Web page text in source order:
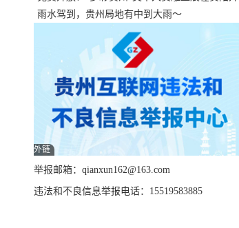
展，持续至1月19日
雨水驾到，贵州局地有中到大雨～
外链
举报邮箱：qianxun162@163.com
违法和不良信息举报电话：15519583885